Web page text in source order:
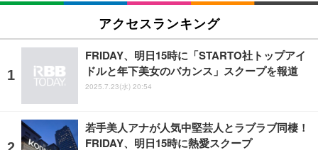
アクセスランキング
FRIDAY、明日15時に「STARTO社トップアイ
ドルと年下美女のバカンス」スクープを報道
2025.7.23(水) 20:54
若手美人アナが人気中堅芸人とラブラブ同棲！
FRIDAY、明日15時に熱愛スクープ